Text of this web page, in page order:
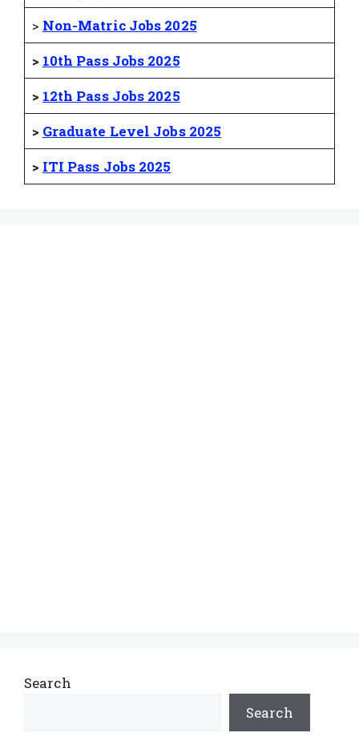
> Non-Matric Jobs 2025
> 10th Pass Jobs 2025
> 12th Pass Jobs 2025
> Graduate Level Jobs 2025
> ITI Pass Jobs 2025
Search
Search